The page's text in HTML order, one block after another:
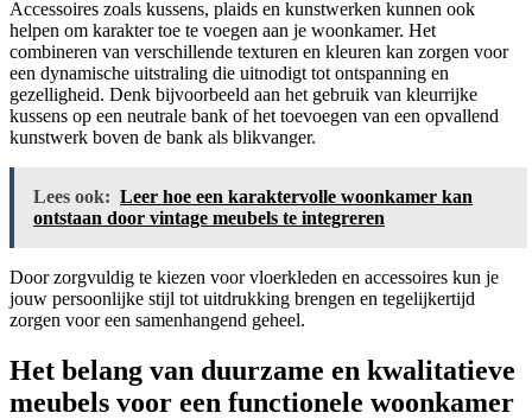
Accessoires zoals kussens, plaids en kunstwerken kunnen ook
helpen om karakter toe te voegen aan je woonkamer. Het
combineren van verschillende texturen en kleuren kan zorgen voor
een dynamische uitstraling die uitnodigt tot ontspanning en
gezelligheid. Denk bijvoorbeeld aan het gebruik van kleurrijke
kussens op een neutrale bank of het toevoegen van een opvallend
kunstwerk boven de bank als blikvanger.
Lees ook: Leer hoe een karaktervolle woonkamer kan
ontstaan door vintage meubels te integreren
Door zorgvuldig te kiezen voor vloerkleden en accessoires kun je
jouw persoonlijke stijl tot uitdrukking brengen en tegelijkertijd
zorgen voor een samenhangend geheel.
Het belang van duurzame en kwalitatieve
meubels voor een functionele woonkamer